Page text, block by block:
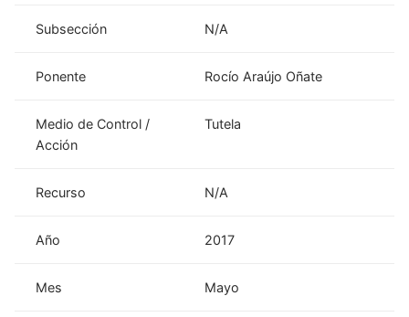
Subsección N/A
Ponente Rocío Araújo Oñate
Medio de Control /
Acción
Tutela
Recurso N/A
Año 2017
Mes Mayo